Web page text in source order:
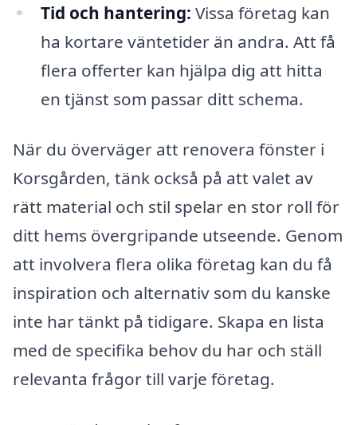
Tid och hantering: Vissa företag kan
ha kortare väntetider än andra. Att få
flera offerter kan hjälpa dig att hitta
en tjänst som passar ditt schema.
När du överväger att renovera fönster i
Korsgården, tänk också på att valet av
rätt material och stil spelar en stor roll för
ditt hems övergripande utseende. Genom
att involvera flera olika företag kan du få
inspiration och alternativ som du kanske
inte har tänkt på tidigare. Skapa en lista
med de specifika behov du har och ställ
relevanta frågor till varje företag.